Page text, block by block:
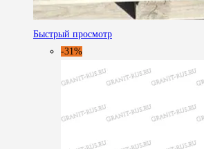
Быстрый просмотр
-31%